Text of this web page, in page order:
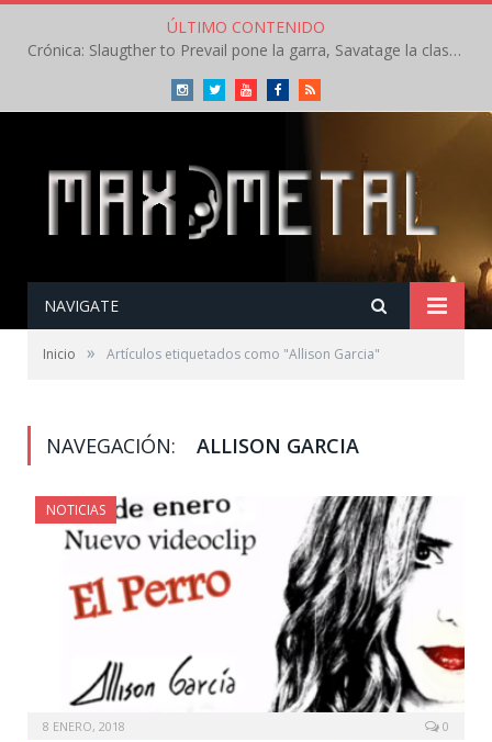
ÚLTIMO CONTENIDO
Crónica: Slaugther to Prevail pone la garra, Savatage la clase en la apertura del Leyendas del Rock – Miércoles – Agosto 2026
InstagramTwitterYoutubeFacebookRSS
NAVIGATE
Inicio » Artículos etiquetados como "Allison Garcia"
NAVEGACIÓN: ALLISON GARCIA
NOTICIAS
8 ENERO, 2018 0